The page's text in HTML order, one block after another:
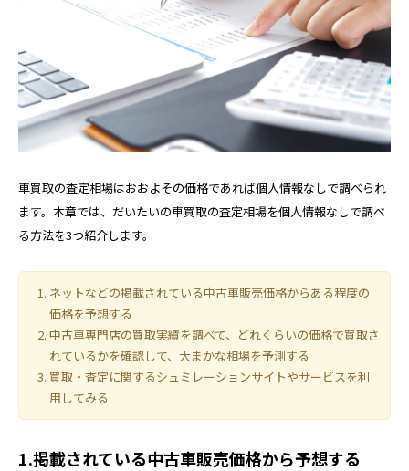
車買取の査定相場はおおよその価格であれば個人情報なしで調べられ
ます。本章では、だいたいの車買取の査定相場を個人情報なしで調べ
る方法を3つ紹介します。
ネットなどの掲載されている中古車販売価格からある程度の
価格を予想する
中古車専門店の買取実績を調べて、どれくらいの価格で買取さ
れているかを確認して、大まかな相場を予測する
買取・査定に関するシュミレーションサイトやサービスを利
用してみる
1.掲載されている中古車販売価格から予想する